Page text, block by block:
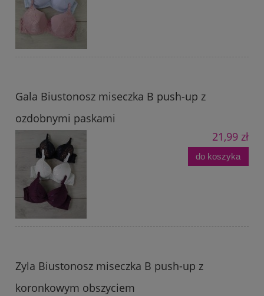
Gala Biustonosz miseczka B push-up z
ozdobnymi paskami
21,99 zł
do koszyka
Zyla Biustonosz miseczka B push-up z
koronkowym obszyciem